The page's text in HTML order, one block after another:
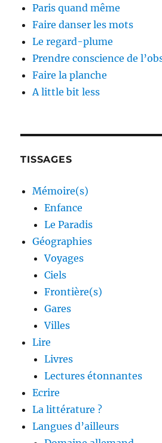
Paris quand même
Faire danser les mots
Le regard-plume
Prendre conscience de
Faire la planche
A little bit less
TISSAGES
Mémoire(s)
Enfance
Le Paradis
Géographies
Voyages
Ciels
Frontière(s)
Gares
Villes
Lire
Livres
Lectures étonnantes
Ecrire
La littérature ?
Langues d’ailleurs